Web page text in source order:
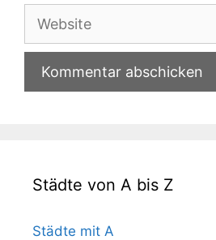
Adresse
Website
Städte von A bis Z
Städte mit A